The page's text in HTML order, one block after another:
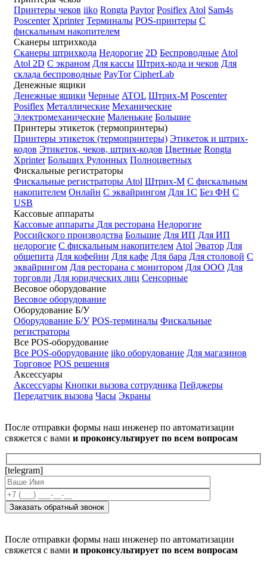
Принтеры чеков iiko Rongta Paytor Posiflex Atol Sam4s
Poscenter Xprinter Терминалы POS-принтеры С
фискальным накопителем
Сканеры штрихкода
Сканеры штрихкода Недорогие 2D Беспроводные Atol
Atol 2D С экраном Для кассы Штрих-кода и чеков Для
склада беспроводные PayTor CipherLab
Денежные ящики
Денежные ящики Черные ATOL Штрих-М Poscenter
Posiflex Металлические Механические
Электромеханические Маленькие Большие
Принтеры этикеток (термопринтеры)
Принтеры этикеток (термопринтеры) Этикеток и штрих-
кодов Этикеток, чеков, штрих-кодов Цветные Rongta
Xprinter Больших Рулонных Полноцветных
Фискальные регистраторы
Фискальные регистраторы Atol Штрих-М С фискальным
накопителем Онлайн С эквайрингом Для 1С Без ФН С
USB
Кассовые аппараты
Кассовые аппараты Для ресторана Недорогие
Российского производства Большие Для ИП Для ИП
недорогие С фискальным накопителем Atol Эватор Для
общепита Для кофейни Для кафе Для бара Для столовой С
эквайрингом Для ресторана с монитором Для ООО Для
торговли Для юридческих лиц Сенсорные
Весовое оборудование
Весовое оборудование
Оборудование Б/У
Оборудование Б/У POS-терминалы Фискальные
регистраторы
Все POS-оборудование
Все POS-оборудование iiko оборудование Для магазинов
Торговое POS решения
Аксессуары
Аксессуары Кнопки вызова сотрудника Пейджеры
Передатчик вызова Часы Экраны
После отправки формы наш инженер по автоматизации
свяжется с вами и проконсультирует по всем вопросам
[telegram]
После отправки формы наш инженер по автоматизации
свяжется с вами и проконсультирует по всем вопросам